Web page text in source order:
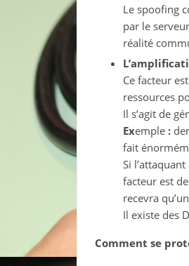
Le spoofing
par le
réalité
Ce facteur
ressources
Il s’agit de
Exemple :
fait
Si
facteur est
recevra
Il existe des
Comment se